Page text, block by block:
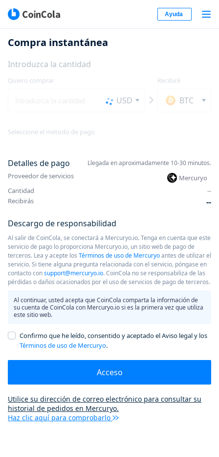
Ayuda
Compra instantánea
Introduzca la cantidad
Quiero comprar
USD
Recibiré
BTC
Seleccione el método de pago
Detalles de pago Llegada en aproximadamente 10-30 minutos.
Proveedor de servicios
Mercuryo
Cantidad
--
Recibirás
--
Descargo de responsabilidad
Al salir de CoinCola, se conectará a Mercuryo.io. Tenga en cuenta que este
servicio de pago lo proporciona Mercuryo.io, un sitio web de pago de
terceros. Lea y acepte los Términos de uso de Mercuryoantes de utilizar el
servicio. Si tiene alguna pregunta relacionada con el servicio, póngase en
contacto consupport@mercuryo.io. CoinCola no se responsabiliza de las
pérdidas o daños ocasionados por el uso de servicios de pago de terceros.
Al continuar, usted acepta que CoinCola comparta la información de
su cuenta de CoinCola con Mercuryo.io si es la primera vez que utiliza
este sitio web.
Confirmo que he leído, consentido y aceptado el Aviso legal y los
Términos de uso de Mercuryo.
Acceso
Utilice su dirección de correo electrónico para consultar su
historial de pedidos en Mercuryo.
Haz clic aquí para comprobarlo